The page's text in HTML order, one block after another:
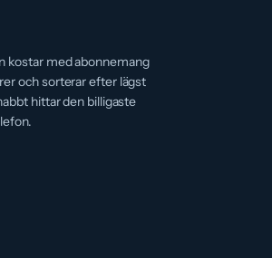
kostar med abonnemang
och sorterar efter lägst
hittar den billigaste